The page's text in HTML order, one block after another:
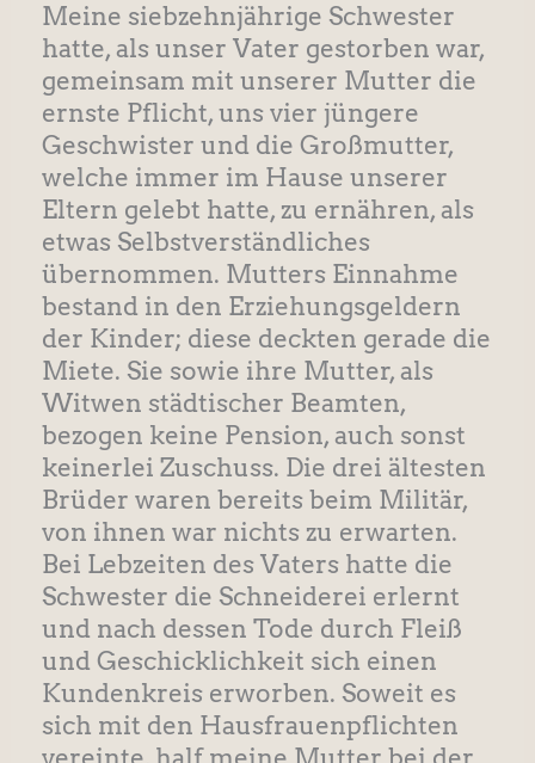
Meine siebzehnjährige Schwester
hatte, als unser Vater gestorben war,
gemeinsam mit unserer Mutter die
ernste Pflicht, uns vier jüngere
Geschwister und die Großmutter,
welche immer im Hause unserer
Eltern gelebt hatte, zu ernähren, als
etwas Selbstverständliches
übernommen. Mutters Einnahme
bestand in den Erziehungsgeldern
der Kinder; diese deckten gerade die
Miete. Sie sowie ihre Mutter, als
Witwen städtischer Beamten,
bezogen keine Pension, auch sonst
keinerlei Zuschuss. Die drei ältesten
Brüder waren bereits beim Militär,
von ihnen war nichts zu erwarten.
Bei Lebzeiten des Vaters hatte die
Schwester die Schneiderei erlernt
und nach dessen Tode durch Fleiß
und Geschicklichkeit sich einen
Kundenkreis erworben. Soweit es
sich mit den Hausfrauenpflichten